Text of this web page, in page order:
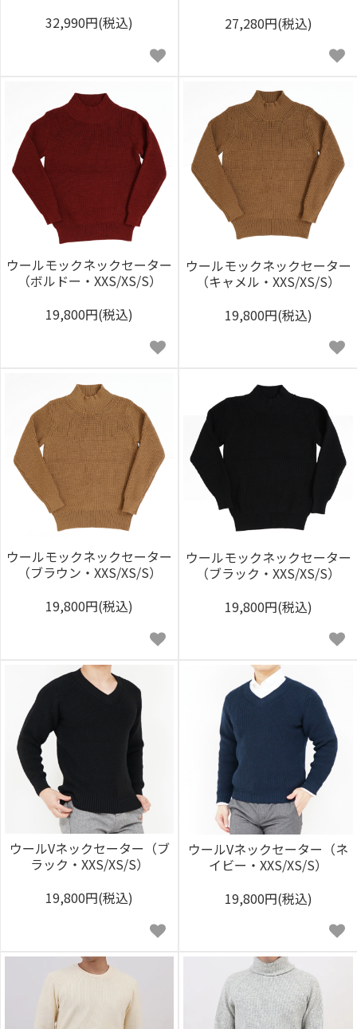
32,990円(税込)
27,280円(税込)
ウールモックネックセーター
（ボルドー・XXS/XS/S）
19,800円(税込)
ウールモックネックセーター
（キャメル・XXS/XS/S）
19,800円(税込)
ウールモックネックセーター
（ブラウン・XXS/XS/S）
19,800円(税込)
ウールモックネックセーター
（ブラック・XXS/XS/S）
19,800円(税込)
ウールVネックセーター（ブ
ラック・XXS/XS/S）
19,800円(税込)
ウールVネックセーター（ネ
イビー・XXS/XS/S）
19,800円(税込)